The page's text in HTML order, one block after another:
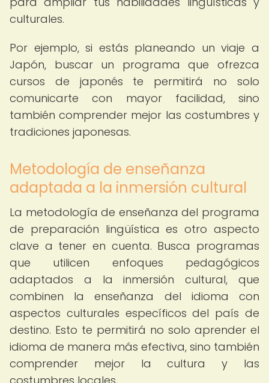
culturales.
Por ejemplo, si estás planeando un viaje a
Japón, buscar un programa que ofrezca
cursos de japonés te permitirá no solo
comunicarte con mayor facilidad, sino
también comprender mejor las costumbres y
tradiciones japonesas.
Metodología de enseñanza
adaptada a la inmersión cultural
La metodología de enseñanza del programa
de preparación lingüística es otro aspecto
clave a tener en cuenta. Busca programas
que utilicen enfoques pedagógicos
adaptados a la inmersión cultural, que
combinen la enseñanza del idioma con
aspectos culturales específicos del país de
destino. Esto te permitirá no solo aprender el
idioma de manera más efectiva, sino también
comprender mejor la cultura y las